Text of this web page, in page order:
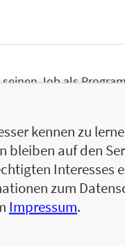
Job als
es um die Frage
Laptop am
kennen zu
bleiben auf den
Interesses
zum
Impressum.